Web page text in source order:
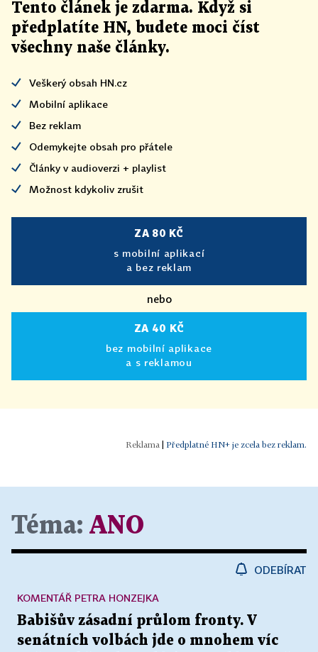
Tento článek je zdarma. Když si
předplatíte HN, budete moci číst
všechny naše články.
Veškerý obsah HN.cz
Mobilní aplikace
Bez reklam
Odemykejte obsah pro přátele
Články v audioverzi + playlist
Možnost kdykoliv zrušit
ZA 80 KČ
s mobilní aplikací
a bez reklam
nebo
ZA 40 KČ
bez mobilní aplikace
a s reklamou
Předplatné HN+ je zcela bez reklam.
Téma: ANO
ODEBÍRAT
Babišův zásadní průlom fronty. V
senátních volbách jde o mnohem víc
KOMENTÁŘ PETRA HONZEJKA